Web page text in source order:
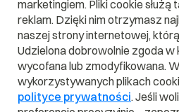
Czym jest MTA-STS?
Przeczytaj czym jestMTA-STSw
Pomoże Ci to lepiej zrozumieć,
marketingiem. Pliki cookie
reklam. Dzięki nim otrzymasz
naszej strony internetowej,
Udzielona dobrowolnie zgoda w
wycofana lub zmodyfikowana.
wykorzystywanych plikach
polityce prywatności. Jeśli